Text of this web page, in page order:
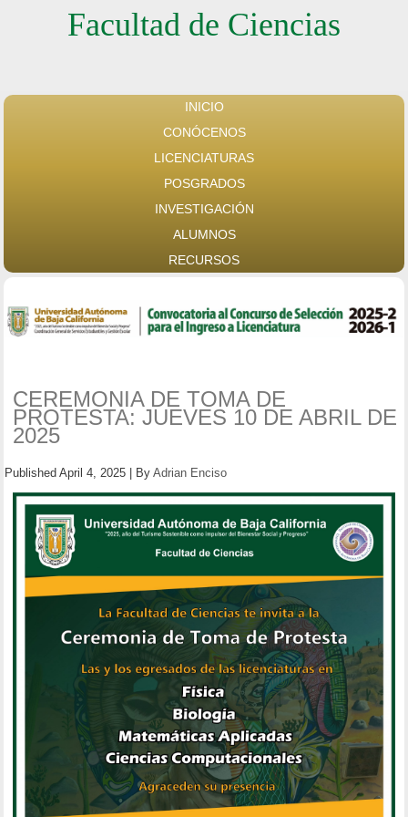
Facultad de Ciencias
INICIO
CONÓCENOS
LICENCIATURAS
POSGRADOS
INVESTIGACIÓN
ALUMNOS
RECURSOS
CEREMONIA DE TOMA DE
PROTESTA: JUEVES 10 DE ABRIL DE
2025
Published April 4, 2025 By Adrian Enciso